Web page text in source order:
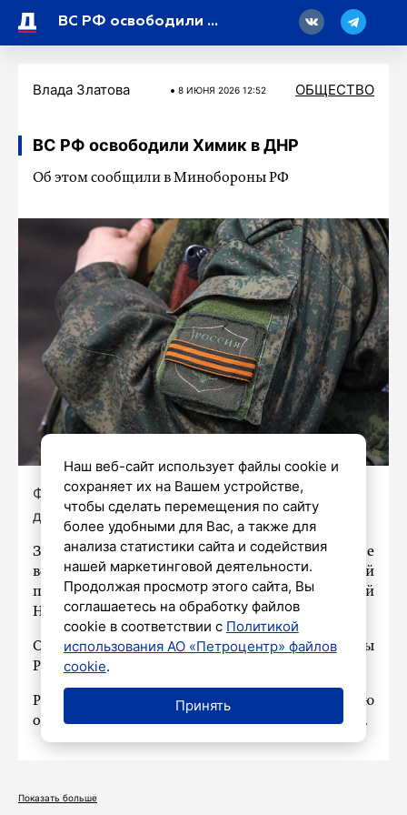
ВС РФ освободили Химик в ДНР
Влада Златова 8 ИЮНЯ 2026 12:52 ОБЩЕСТВО
ВС РФ освободили Химик в ДНР
Об этом сообщили в Минобороны РФ
Фото: Роман Пименов / «Петербургский
дневник»
За последние сутки российские
военнослужащие освободили населенный
пункт Химик, расположенный в Донецкой
Народной Республике.
Об этом сообщили в Министерстве обороны
России.
Ранее мы
, что ВС РФ за неделю
освободили три населенных пункта в зоне СВО.
Показать больше
Наш веб-сайт использует файлы cookie и
сохраняет их на Вашем устройстве,
чтобы сделать перемещения по сайту
более удобными для Вас, а также для
анализа статистики сайта и содействия
нашей маркетинговой деятельности.
Продолжая просмотр этого сайта, Вы
соглашаетесь на обработку файлов
cookie в соответствии с Политикой
использования АО «Петроцентр» файлов
cookie.
Принять